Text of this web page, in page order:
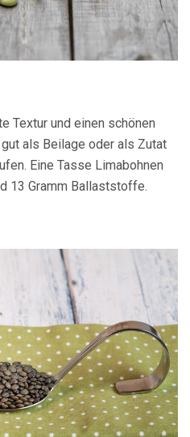
Textur und einen schönen
als Beilage oder als Zutat
Eine Tasse Limabohnen
13 Gramm Ballaststoffe.